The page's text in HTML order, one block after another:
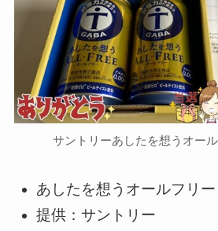
サントリーあしたを想うオー
あしたを想うオールフリー
提供：サントリー